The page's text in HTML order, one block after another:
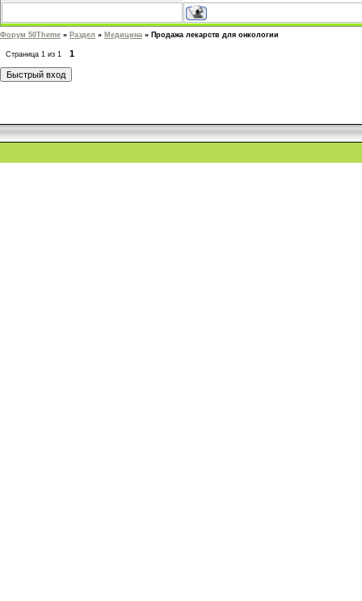
Форум 50Theme » Раздел » Медицина » Продажа лекарств для онкологии
Страница 1 из 1 1